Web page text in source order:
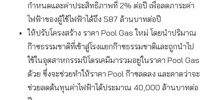
กำหนดและค่าประสิทธิภาพที่ 2% ต่อปี เพื่อลดภาระค่า
ไฟฟ้าของผู้ใช้ไฟฟ้าได้ถึง 587 ล้านบาทต่อปี
ให้ปรับโครงสร้าง ราคา Pool Gas ใหม่ โดยนำปริมาณ
ก๊าซธรรมชาติที่เข้าสู่โรงแยกก๊าซธรรมชาติและถูกนำไป
ใช้ในอุตสาหกรรมปิโตรเคมีมารวมอยู่ในราคา Pool Gas
ด้วย ซึ่งจะช่วยทำให้ราคา Pool ก๊าซลดลง และคาดว่าจะ
ช่วยลดต้นทุนค่าไฟฟ้าได้ประมาณ 40,000 ล้านบาทต่อ